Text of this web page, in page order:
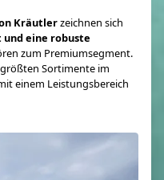
Kräutlerzeichnen sich
eine robuste
zum Premiumsegment.
Sortimente im
einem Leistungsbereich